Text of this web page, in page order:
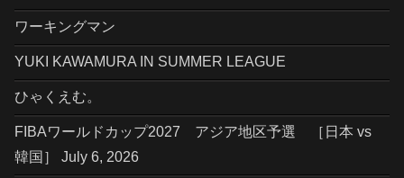
ワーキングマン
YUKI KAWAMURA IN SUMMER LEAGUE
ひゃくえむ。
FIBAワールドカップ2027 アジア地区予選 ［日本 vs
韓国］ July 6, 2026